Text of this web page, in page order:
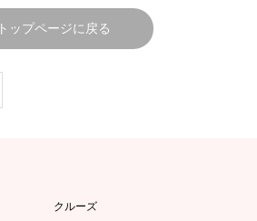
トップページに戻る
クルーズ